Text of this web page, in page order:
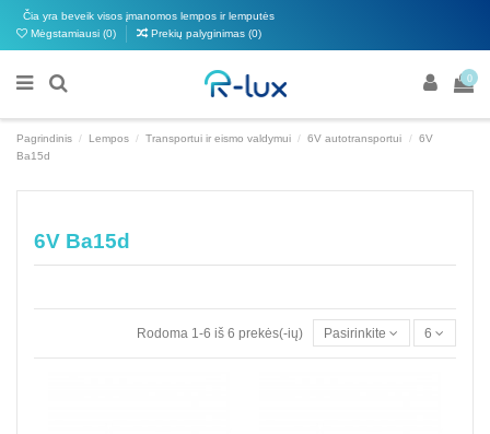
Čia yra beveik visos įmanomos lempos ir lemputės
Mėgstamiausi (0) Prekių palyginimas (0)
0
Pagrindinis Lempos Transportui ir eismo valdymui 6V autotransportui
6V
Ba15d
6V Ba15d
Rodoma 1-6 iš 6 prekės(-ių) Pasirinkite 6